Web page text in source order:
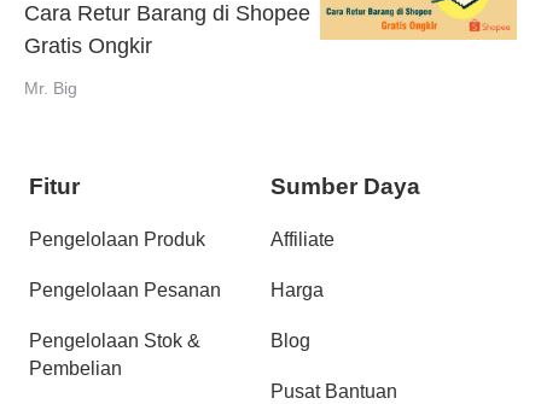
Cara Retur Barang di Shopee
Gratis Ongkir
Mr. Big
Fitur
Pengelolaan Produk
Pengelolaan Pesanan
Pengelolaan Stok &
Pembelian
Sumber Daya
Affiliate
Harga
Blog
Pusat Bantuan